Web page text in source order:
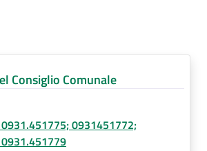
Consiglio Comunale
0931451772;